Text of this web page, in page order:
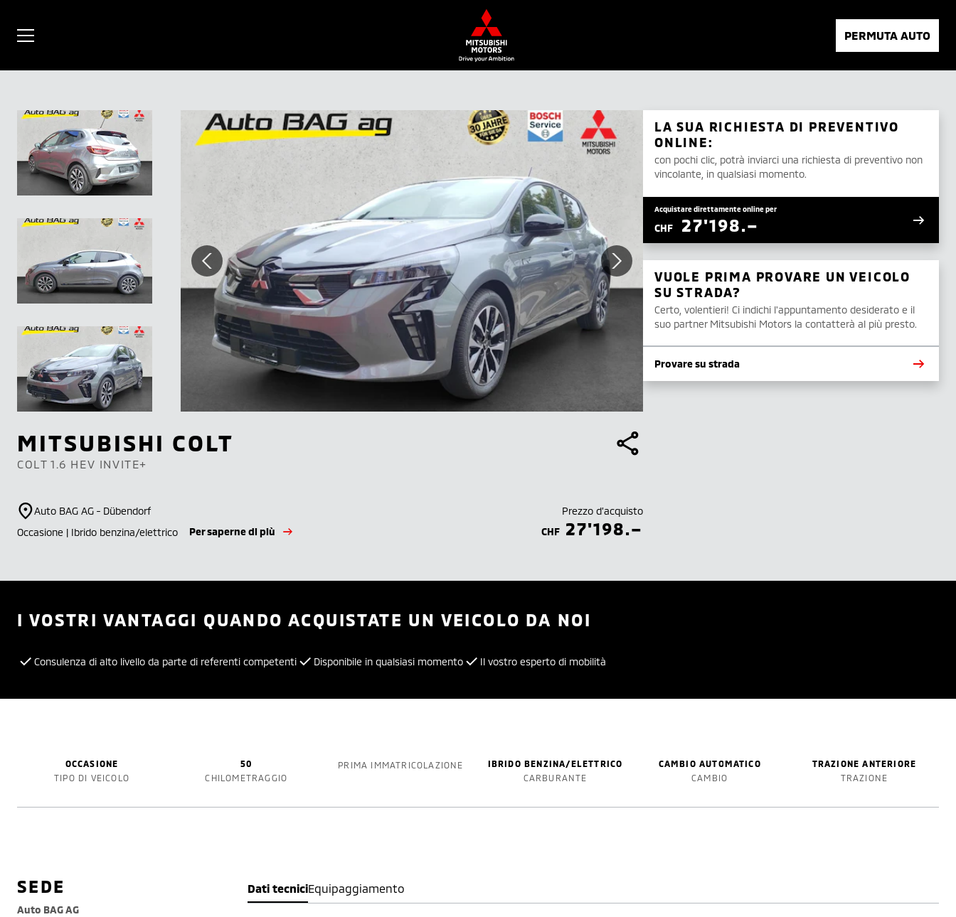
PERMUTA AUTO
MITSUBISHI COLT
COLT 1.6 HEV INVITE+
Auto BAG AG - Dübendorf
Occasione | Ibrido benzina/elettrico
Per saperne di più
Prezzo d’acquisto
CHF 27'198.–
LA SUA RICHIESTA DI PREVENTIVO
ONLINE:
con pochi clic, potrà inviarci una richiesta di preventivo non
vincolante, in qualsiasi momento.
Acquistare direttamente online per
CHF 27'198.–
VUOLE PRIMA PROVARE UN VEICOLO
SU STRADA?
Certo, volentieri! Ci indichi l'appuntamento desiderato e il
suo partner Mitsubishi Motors la contatterà al più presto.
Provare su strada
I VOSTRI VANTAGGI QUANDO ACQUISTATE UN VEICOLO DA NOI
Consulenza di alto livello da parte di referenti competenti Disponibile in qualsiasi momento Il vostro esperto di mobilità
OCCASIONE
TIPO DI VEICOLO
50
CHILOMETRAGGIO
PRIMA IMMATRICOLAZIONE
IBRIDO BENZINA/ELETTRICO
CARBURANTE
CAMBIO AUTOMATICO
CAMBIO
TRAZIONE ANTERIORE
TRAZIONE
Dati tecniciEquipaggiamento
SEDE
Auto BAG AG